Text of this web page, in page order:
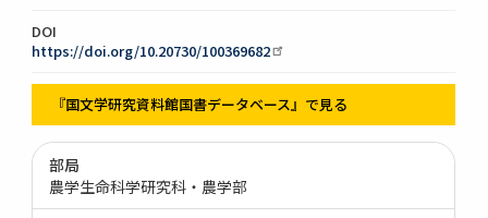
DOI
https://doi.org/10.20730/100369682
『国文学研究資料館国書データベース』で見る
部局
農学生命科学研究科・農学部